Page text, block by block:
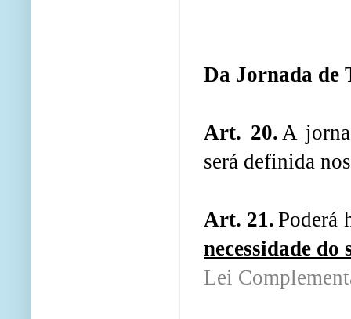
Da Jornada de
Art. 20. A
será definida
Art. 21.Poderá
necessidade do
Lei